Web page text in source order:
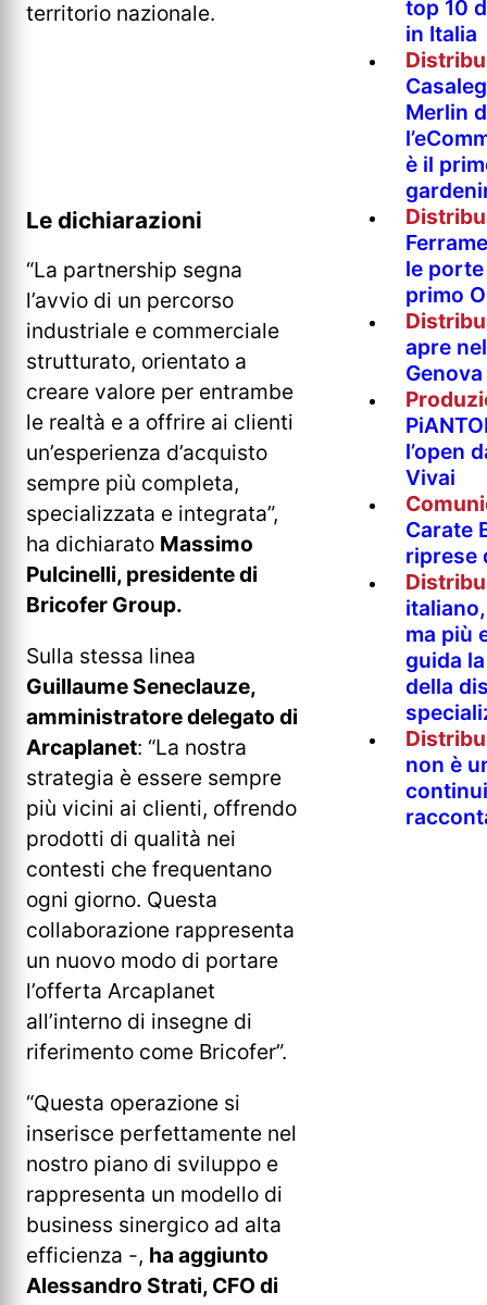
territorio nazionale.
Le dichiarazioni
“La partnership segna
l’avvio di un percorso
industriale e commerciale
strutturato, orientato a
creare valore per entrambe
le realtà e a offrire ai clienti
un’esperienza d’acquisto
sempre più completa,
specializzata e integrata”,
ha dichiarato Massimo
Pulcinelli, presidente di
Bricofer Group.
Sulla stessa linea
Guillaume Seneclauze,
amministratore delegato di
Arcaplanet: “La nostra
strategia è essere sempre
più vicini ai clienti, offrendo
prodotti di qualità nei
contesti che frequentano
ogni giorno. Questa
collaborazione rappresenta
un nuovo modo di portare
l’offerta Arcaplanet
all’interno di insegne di
riferimento come Bricofer”.
“Questa operazione si
inserisce perfettamente nel
nostro piano di sviluppo e
rappresenta un modello di
business sinergico ad alta
efficienza -, ha aggiunto
Alessandro Strati, CFO di
top 10
in Italia
Merlin
è il
le
primo
apre
Genova
l’open
Vivai
Carate
riprese
ma più
guida
della
non è